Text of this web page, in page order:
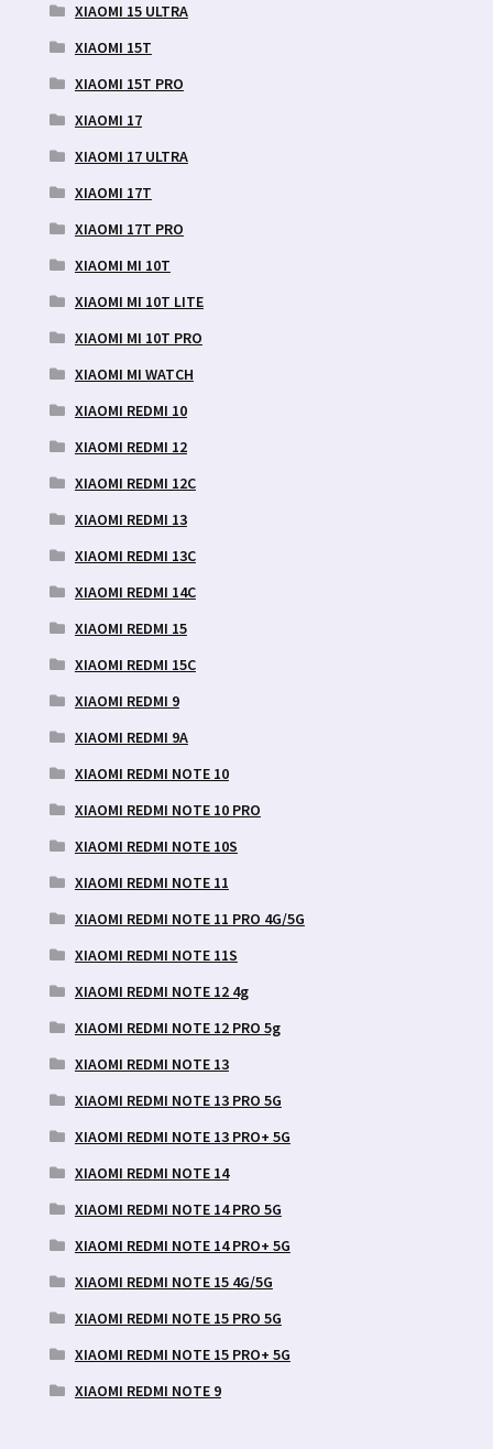
XIAOMI 15 ULTRA
XIAOMI 15T
XIAOMI 15T PRO
XIAOMI 17
XIAOMI 17 ULTRA
XIAOMI 17T
XIAOMI 17T PRO
XIAOMI MI 10T
XIAOMI MI 10T LITE
XIAOMI MI 10T PRO
XIAOMI MI WATCH
XIAOMI REDMI 10
XIAOMI REDMI 12
XIAOMI REDMI 12C
XIAOMI REDMI 13
XIAOMI REDMI 13C
XIAOMI REDMI 14C
XIAOMI REDMI 15
XIAOMI REDMI 15C
XIAOMI REDMI 9
XIAOMI REDMI 9A
XIAOMI REDMI NOTE 10
XIAOMI REDMI NOTE 10 PRO
XIAOMI REDMI NOTE 10S
XIAOMI REDMI NOTE 11
XIAOMI REDMI NOTE 11 PRO 4G/5G
XIAOMI REDMI NOTE 11S
XIAOMI REDMI NOTE 12 4g
XIAOMI REDMI NOTE 12 PRO 5g
XIAOMI REDMI NOTE 13
XIAOMI REDMI NOTE 13 PRO 5G
XIAOMI REDMI NOTE 13 PRO+ 5G
XIAOMI REDMI NOTE 14
XIAOMI REDMI NOTE 14 PRO 5G
XIAOMI REDMI NOTE 14 PRO+ 5G
XIAOMI REDMI NOTE 15 4G/5G
XIAOMI REDMI NOTE 15 PRO 5G
XIAOMI REDMI NOTE 15 PRO+ 5G
XIAOMI REDMI NOTE 9